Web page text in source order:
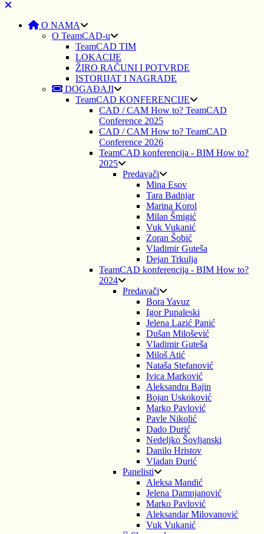
O NAMA
O TeamCAD-u
TeamCAD TIM
LOKACIJE
ŽIRO RAČUNI I POTVRDE
ISTORIJAT I NAGRADE
DOGAĐAJI
TeamCAD KONFERENCIJE
CAD / CAM How to? TeamCAD
Conference 2025
CAD / CAM How to? TeamCAD
Conference 2026
TeamCAD konferencija - BIM How to?
2025
Predavači
Mina Esov
Tara Badnjar
Marina Korol
Milan Šmigić
Vuk Vukanić
Zoran Šobić
Vladimir Guteša
Dejan Trkulja
TeamCAD konferencija - BIM How to?
2024
Predavači
Bora Yavuz
Igor Pupaleski
Jelena Lazić Panić
Dušan Milošević
Vladimir Guteša
Miloš Atić
Nataša Stefanović
Ivica Marković
Aleksandra Bajin
Bojan Uskoković
Marko Pavlović
Pavle Nikolić
Dado Durić
Nedeljko Šovljanski
Danilo Hristov
Vladan Đurić
Panelisti
Aleksa Mandić
Jelena Damnjanović
Marko Pavlović
Aleksandar Milovanović
Vuk Vukanić